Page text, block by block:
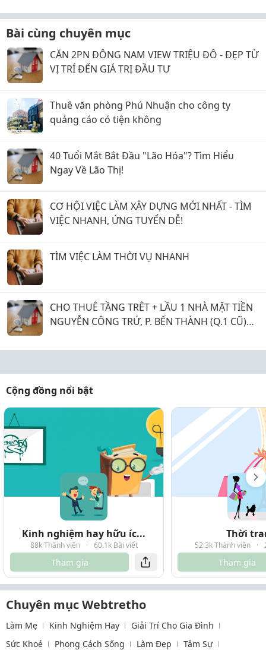
Bài cùng chuyên mục
CĂN 2PN ĐÔNG NAM VIEW TRIỆU ĐÔ - ĐẸP TỪ
VỊ TRÍ ĐẾN GIÁ TRỊ ĐẦU TƯ
Thuê văn phòng Phú Nhuận cho công ty
quảng cáo có tiện không
40 Tuổi Mắt Bắt Đầu "Lão Hóa"? Tìm Hiểu
Ngay Về Lão Thị!
CƠ HỘI VIỆC LÀM XÂY DỰNG MỚI NHẤT - TÌM
VIỆC NHANH, ỨNG TUYỂN DỄ!
TÌM VIỆC LÀM THỜI VỤ NHANH
CHO THUÊ TẦNG TRÊT + LẦU 1 NHÀ MẶT TIỀN
NGUYỄN CÔNG TRỨ, P. BẾN THÀNH (Q.1 CŨ)
Cộng đồng nổi bật
Kinh nghiệm hay hữu íc...
88k Thành viên · 60.1k Bài viết
Tham gia
Thời
52.3k Thành viên ·
Tham gia
Chuyên mục Webtretho
Làm Mẹ Kinh Nghiệm Hay
Giải Trí Cho Gia Đình
Sức Khoẻ
Phong Cách Sống Làm Đẹp Tâm Sự